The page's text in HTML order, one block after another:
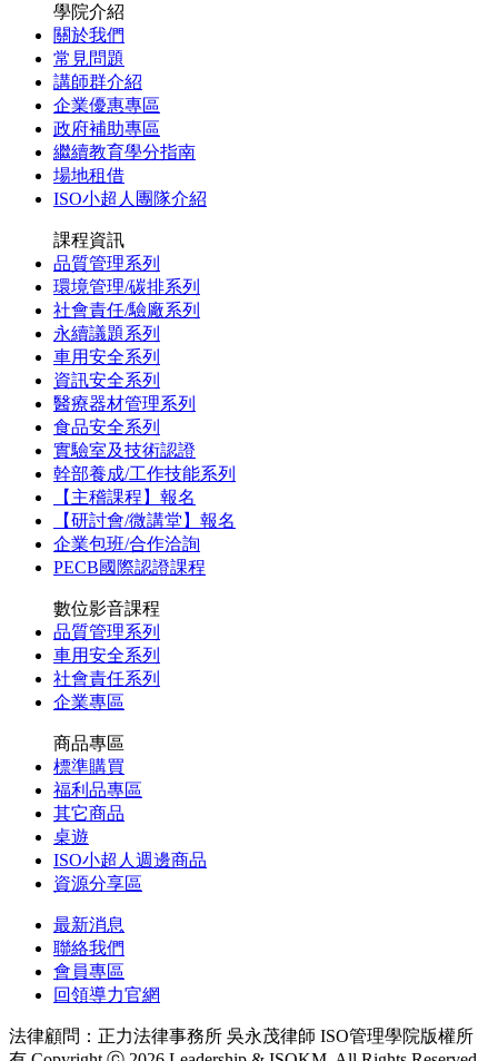
學院介紹
關於我們
常見問題
講師群介紹
企業優惠專區
政府補助專區
繼續教育學分指南
場地租借
ISO小超人團隊介紹
課程資訊
品質管理系列
環境管理/碳排系列
社會責任/驗廠系列
永續議題系列
車用安全系列
資訊安全系列
醫療器材管理系列
食品安全系列
實驗室及技術認證
幹部養成/工作技能系列
【主稽課程】報名
【研討會/微講堂】報名
企業包班/合作洽詢
PECB國際認證課程
數位影音課程
品質管理系列
車用安全系列
社會責任系列
企業專區
商品專區
標準購買
福利品專區
其它商品
桌遊
ISO小超人週邊商品
資源分享區
最新消息
聯絡我們
會員專區
回領導力官網
法律顧問：正力法律事務所 吳永茂律師 ISO管理學院版權所